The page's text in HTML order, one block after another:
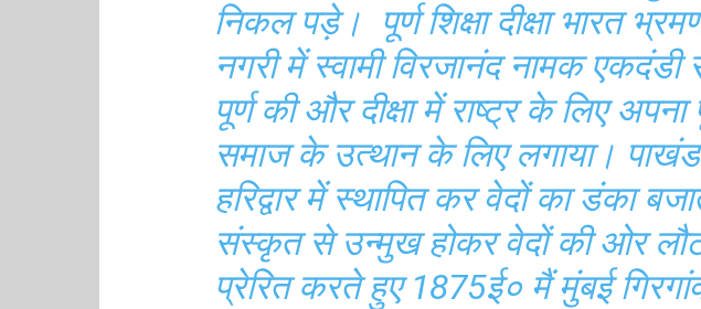
निकल पड़े। पूर्ण शिक्षा दीक्षा भारत
नगरी में स्वामी विरजानंद नामक एकदंडी
पूर्ण की और दीक्षा में राष्ट्र के लिए अपना
समाज के उत्थान के लिए लगाया।
हरिद्वार में स्थापित कर वेदों का डंका
संस्कृत से उन्मुख होकर वेदों की ओर
प्रेरित करते हुए 1875ई० मैं मुंबई